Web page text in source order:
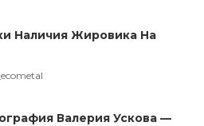
Наличия Жировика На
Валерия Ускова —